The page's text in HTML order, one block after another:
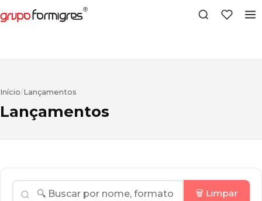
Início/Lançamentos
Lançamentos
🗑️ Limpar